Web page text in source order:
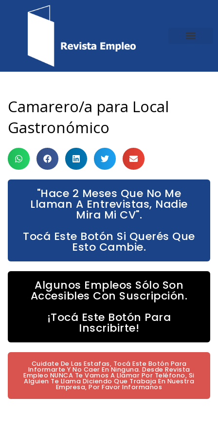
Camarero/a para Local
Gastronómico
"Hace 2 Meses Que No Me
Llaman A Entrevistas, Nadie
Mira Mi CV".
Tocá Este Botón Si Querés Que
Esto Cambie.
Algunos Empleos Sólo Son
Accesibles Con Suscripción.
¡Tocá Este Botón Para
Inscribirte!
Cuidate De Las Estafas, Tocá Este Botón Para
Informarte Y No Caer En Ninguna. Desde Revista
Empleo NUNCA Te Vamos A Llamar Por Teléfono, Si
Alguien Te Llama Diciendo Que Trabaja En Nuestra
Empresa, Por Favor Informanos